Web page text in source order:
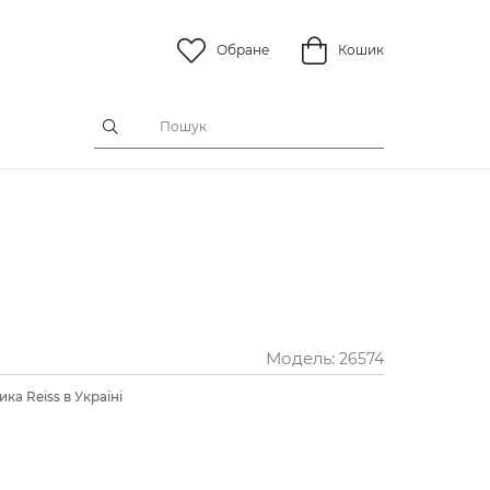
Обране Кошик
Модель: 26574
Reiss в Україні